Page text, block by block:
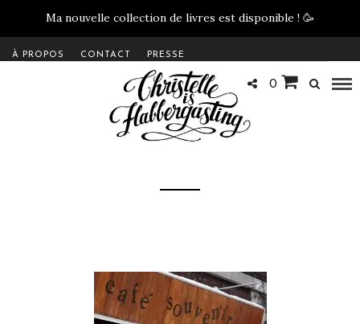
Ma nouvelle collection de livres est disponible ! 🥳
À PROPOS CONTACT PRESSE
0